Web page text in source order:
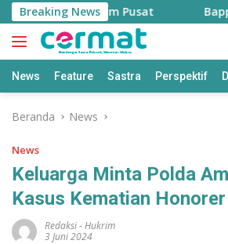
Langsung
ke
konten
Breaking News
dari Program Pusat
News Feature Sastra Perspektif
Beranda News
News
Keluarga Minta Polda
Kasus Kematian
Redaksi-Hukrim
3 Juni 2024